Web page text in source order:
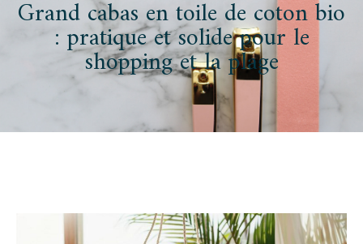
Grand cabas en toile de coton bio
: pratique et solide pour le
shopping et la plage